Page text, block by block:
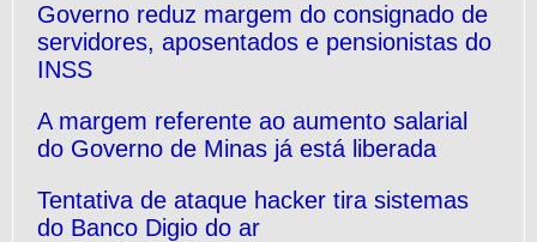
Governo reduz margem do consignado de
servidores, aposentados e pensionistas do
INSS
A margem referente ao aumento salarial
do Governo de Minas já está liberada
Tentativa de ataque hacker tira sistemas
do Banco Digio do ar